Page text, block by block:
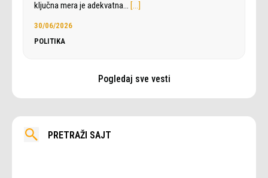
ključna mera je adekvatna… […]
30/06/2026
POLITIKA
Pogledaj sve vesti
PRETRAŽI SAJT